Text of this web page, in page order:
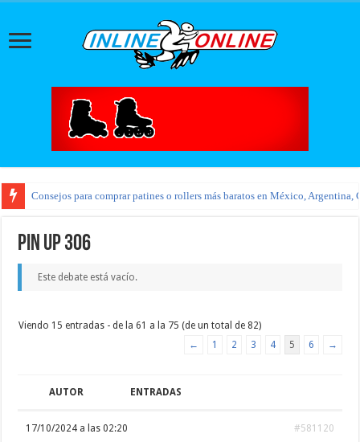
Consejos para comprar patines o rollers más baratos en México, Argentina,
pin up 306
Este debate está vacío.
Viendo 15 entradas - de la 61 a la 75 (de un total de 82)
←
1 2 3 4 5 6 →
AUTOR ENTRADAS
17/10/2024 a las 02:20 #581120